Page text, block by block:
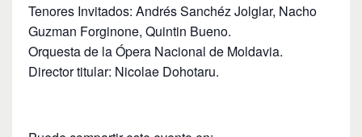
Tenores Invitados: Andrés Sanchéz Jolglar, Nacho
Guzman Forginone, Quintin Bueno.
Orquesta de la Ópera Nacional de Moldavia.
Director titular: Nicolae Dohotaru.